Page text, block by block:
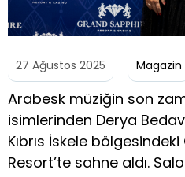
27 Ağustos 2025 Magazin
Arabesk müziğin son
isimlerinden Derya
Kıbrıs İskele
Resort’te sahne aldı.